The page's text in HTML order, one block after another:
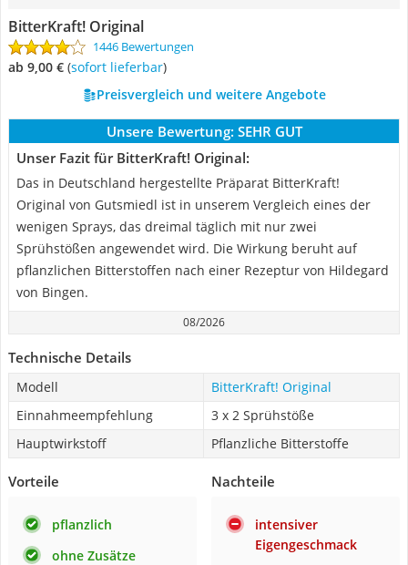
BitterKraft! Original
1446 Bewertungen
ab 9,00 € ( Sofort lieferbar)
Preisvergleich und weitere Angebote
Unsere Bewertung: SEHR GUT
Unser Fazit für BitterKraft! Original:
Das in Deutschland hergestellte Präparat BitterKraft!
Original von Gutsmiedl ist in unserem Vergleich eines der
wenigen Sprays, das dreimal täglich mit nur zwei
Sprühstößen angewendet wird. Die Wirkung beruht auf
pflanzlichen Bitterstoffen nach einer Rezeptur von Hildegard
von Bingen.
08/2026
Technische Details
Modell
BitterKraft! Original
Einnahmeempfehlung
3 x 2 Sprühstöße
Hauptwirkstoff
Pflanzliche Bitterstoffe
Vorteile
pflanzlich
ohne Zusätze
Nachteile
intensiver
Eigengeschmack